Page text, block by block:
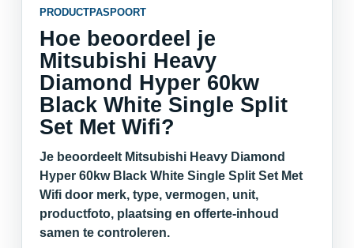
PRODUCTPASPOORT
Hoe beoordeel je
Mitsubishi Heavy
Diamond Hyper 60kw
Black White Single Split
Set Met Wifi?
Je beoordeelt Mitsubishi Heavy Diamond
Hyper 60kw Black White Single Split Set Met
Wifi door merk, type, vermogen, unit,
productfoto, plaatsing en offerte-inhoud
samen te controleren.